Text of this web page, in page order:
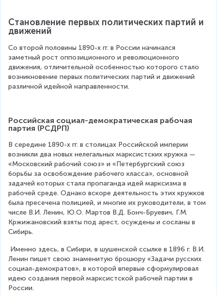
Становление первых политических партий и
движений
Со второй половины 1890-х гг. в России начинался
заметный рост оппозиционного и революционного
движения, отличительной особенностью которого стало
возникновение первых политических партий и движений
различной идейной направленности.
Российская социал-демократическая рабочая
партия (РСДРП)
В середине 1890-х гг. в столицах Российской империи
возникли два новых нелегальных марксистских кружка —
«Московский рабочий союз» и «Петербургский союз
борьбы за освобождение рабочего класса», основной
задачей которых стала пропаганда идей марксизма в
рабочей среде. Однако вскоре деятельность этих кружков
была пресечена полицией, и многие их руководители, в том
числе В.И. Ленин, Ю.О. Мартов В.Д. Бонч-Бруевич, Г.М.
Кржижановский взяты под арест, осуждены и сосланы в
Сибирь.
Именно здесь, в Сибири, в шушенской ссылке в 1896 г. В.И.
Ленин пишет свою знаменитую брошюру «Задачи русских
социал-демократов», в которой впервые сформулировал
идею создания первой марксистской рабочей партии в
России.